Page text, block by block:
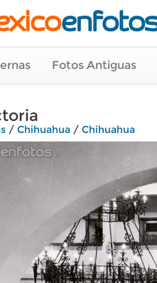
Fotos Antiguas
/ Chihuahua / Chihuahua